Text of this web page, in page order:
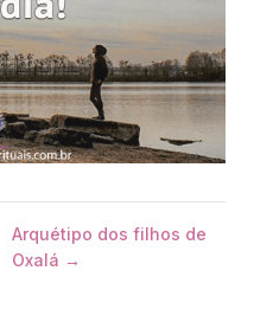
Arquétipo dos filhos de
Oxalá →